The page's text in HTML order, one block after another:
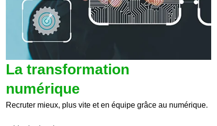
La transformation
numérique
Recruter mieux, plus vite et en équipe grâce au numérique.